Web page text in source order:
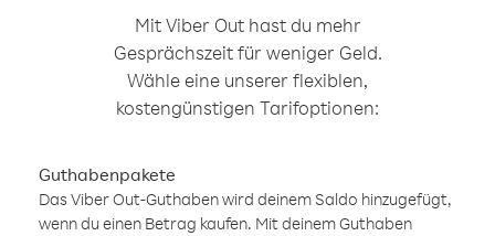
Mit Viber Out hast du mehr
Gesprächszeit für weniger Geld.
Wähle eine unserer flexiblen,
kostengünstigen Tarifoptionen:
Guthabenpakete
Das Viber Out-Guthaben wird deinem Saldo hinzugefügt,
wenn du einen Betrag kaufen. Mit deinem Guthaben